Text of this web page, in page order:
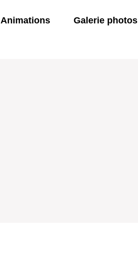
Animations Galerie photos